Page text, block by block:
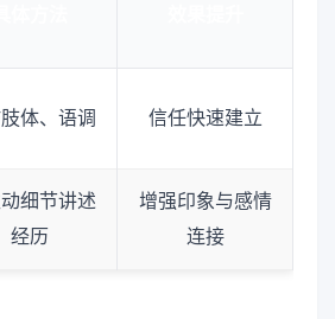
体、语调 信任快速建立
细节讲述
经历
增强印象与感情
连接